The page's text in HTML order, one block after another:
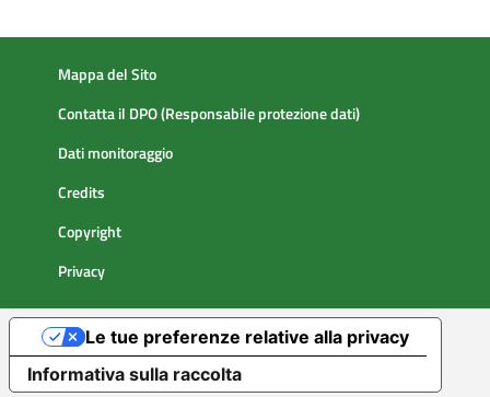
Mappa del Sito
Contatta il DPO (Responsabile protezione dati)
Dati monitoraggio
Credits
Copyright
Privacy
Informativa sulla raccolta
Le tue preferenze relative alla privacy